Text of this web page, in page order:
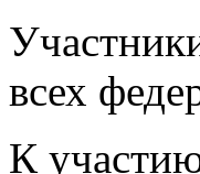
всех
К